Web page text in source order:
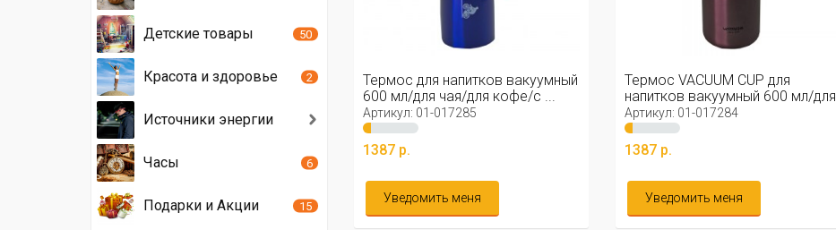
Термос для напитков вакуумный
600 мл/для чая/для кофе/с ...
Артикул: 01-017285
1387 р.
Уведомить меня
Термос VACUUM CUP для
напитков вакуумный 600 мл/для
чая/для ...
Артикул: 01-017284
1387 р.
Уведомить меня
Детские товары 50
Красота и здоровье 2
Источники энергии
Часы 6
Подарки и Акции 15